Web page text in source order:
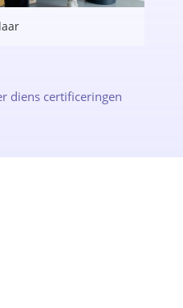
diens certificeringen